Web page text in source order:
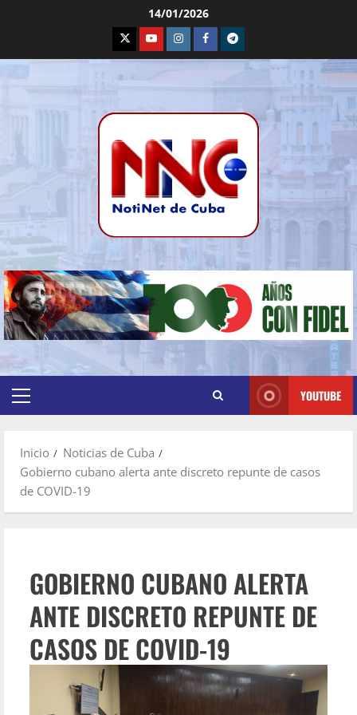
14/01/2026
YOUTUBE
Inicio
Noticias de Cuba
Gobierno cubano alerta ante discreto repunte de casos
de COVID-19
GOBIERNO CUBANO ALERTA
ANTE DISCRETO REPUNTE DE
CASOS DE COVID-19